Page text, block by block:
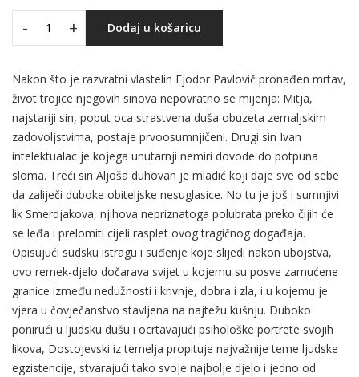
- + Dodaj u košaricu
Nakon što je razvratni vlastelin Fjodor Pavlovič pronađen mrtav,
život trojice njegovih sinova nepovratno se mijenja: Mitja,
najstariji sin, poput oca strastvena duša obuzeta zemaljskim
zadovoljstvima, postaje prvoosumnjičeni. Drugi sin Ivan
intelektualac je kojega unutarnji nemiri dovode do potpuna
sloma. Treći sin Aljoša duhovan je mladić koji daje sve od sebe
da zaliječi duboke obiteljske nesuglasice. No tu je još i sumnjivi
lik Smerdjakova, njihova nepriznatoga polubrata preko čijih će
se leđa i prelomiti cijeli rasplet ovog tragičnog događaja.
Opisujući sudsku istragu i suđenje koje slijedi nakon ubojstva,
ovo remek-djelo dočarava svijet u kojemu su posve zamućene
granice između nedužnosti i krivnje, dobra i zla, i u kojemu je
vjera u čovječanstvo stavljena na najtežu kušnju. Duboko
ponirući u ljudsku dušu i ocrtavajući psihološke portrete svojih
likova, Dostojevski iz temelja propituje najvažnije teme ljudske
egzistencije, stvarajući tako svoje najbolje djelo i jedno od